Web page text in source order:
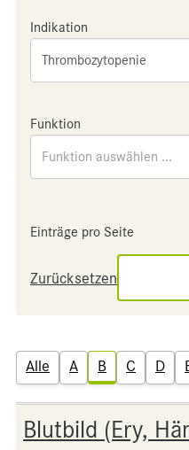
Indikation
Thrombozytopenie
Funktion
Funktion auswählen ...
Einträge pro Seite
Zurücksetzen
Alle A B C D
Blutbild (Ery,